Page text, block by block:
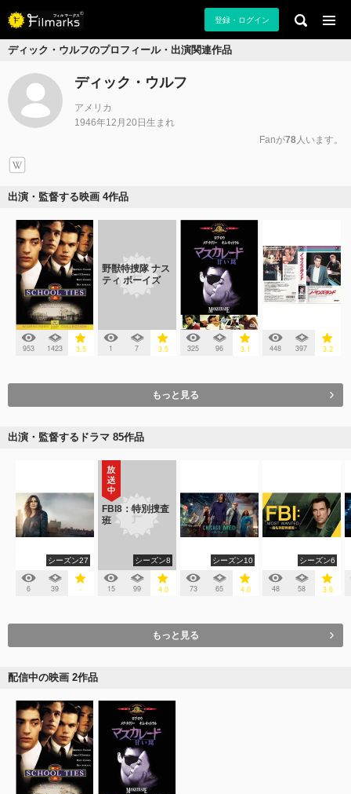
登録・ログイン
ディック・ウルフのプロフィール・出演関連作品
ディック・ウルフ
アメリカ
1946年12月20日生まれ
Fanが78人います。
出演・監督する映画 4作品
953 1423 3.5
野獣特捜隊 ナス
ティ ボーイズ
1 7 3.5 325 96 3.1 448 397 3.2
もっと見る
出演・監督するドラマ 85作品
シーズン27
6 39 -
FBI8：特別捜査
班
シーズン8
15 99 4.0
シーズン10
73 65 4.0
シーズン6
48 58 3.6
もっと見る
配信中の映画 2作品